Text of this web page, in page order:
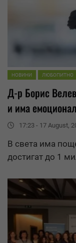
НОВИНИ ЛЮБОПИТНО
Д-р Борис
и има
17:23 - 17 August,
В света има
достигат до 1